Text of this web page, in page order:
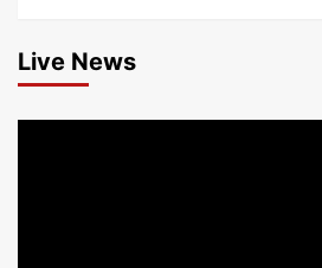
Live News